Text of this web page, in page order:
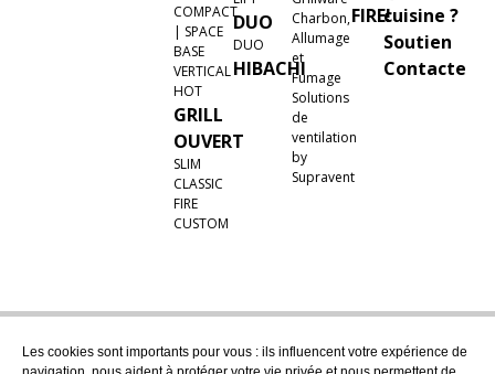
Les cookies sont importants pour vous : ils influencent votre expérience de
COMPACT
| SPACE
BASE
VERTICAL
HOT
GRILL
OUVERT
SLIM
CLASSIC
FIRE
CUSTOM
DUO
DUO
HIBACHI
Charbon,
Allumage
et
Fumage
Solutions
de
ventilation
by
Supravent
FIRE!cuisine ?
Soutien
Contacte